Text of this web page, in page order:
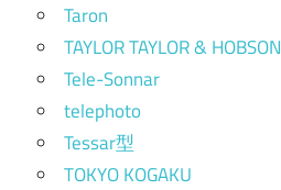
Taron
TAYLOR TAYLOR & HOBSON
Tele-Sonnar
telephoto
Tessar型
TOKYO KOGAKU